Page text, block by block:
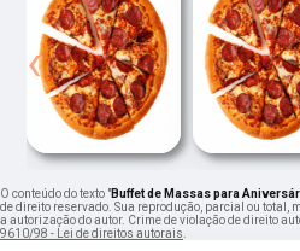
‹
O conteúdo do texto "Buffet de Massas para
de direito reservado. Sua reprodução, parcial ou total,
a autorização do autor. Crime de violação de direito
9610/98 - Lei de direitos autorais